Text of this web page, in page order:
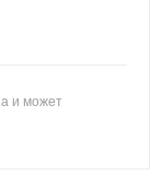
и может